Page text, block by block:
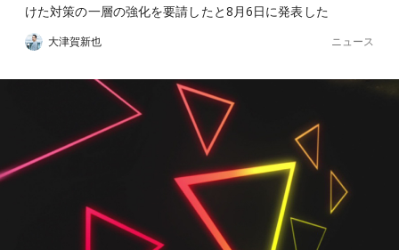
けた対策の一層の強化を要請したと8月6日に発表した
大津賀新也 ニュース